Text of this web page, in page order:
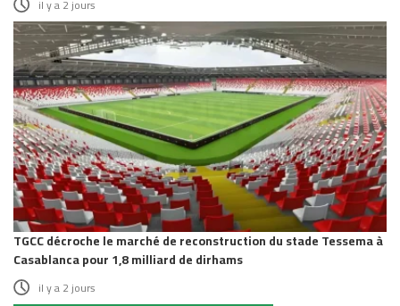
il y a 2 jours
TGCC décroche le marché de reconstruction du stade Tessema à
Casablanca pour 1,8 milliard de dirhams
il y a 2 jours